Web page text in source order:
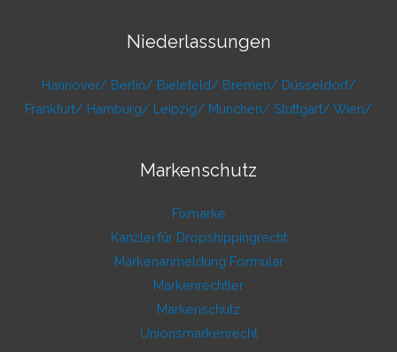
Niederlassungen
Hannover/ Berlin/ Bielefeld/ Bremen/ Düsseldorf/
Frankfurt/ Hamburg/ Leipzig/ München/ Stuttgart/ Wien/
Markenschutz
Fixmarke
Kanzlei für Dropshippingrecht
Markenanmeldung Formular
Markenrechtler
Markenschutz
Unionsmarkenrecht